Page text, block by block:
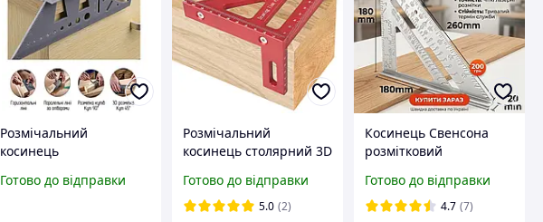
Розмічальний
косинець
215 х 63 х 155 х 70мм
Готово до відправки
Розмічальний
косинець столярний 3D
косинець / кутомір Red
Готово до відправки
5.0 (2)
Косинець Свенсона
розмітковий
260х180х180 мм
Готово до відправки
4.7 (7)